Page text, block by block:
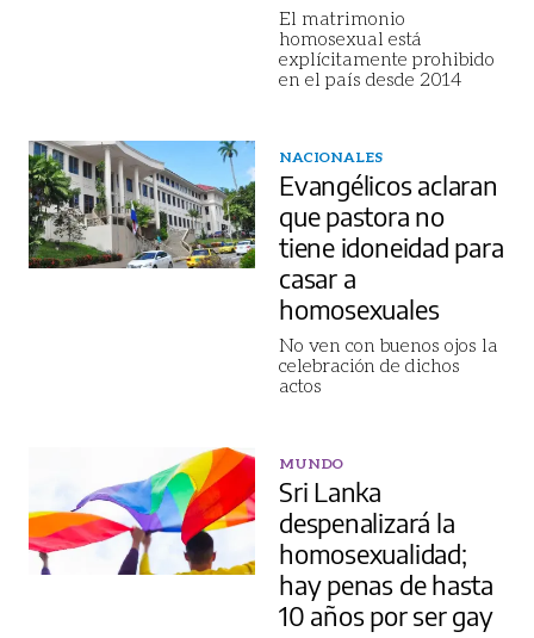
El matrimonio
homosexual está
explícitamente prohibido
en el país desde 2014
NACIONALES
Evangélicos aclaran
que pastora no
tiene idoneidad para
casar a
homosexuales
No ven con buenos ojos la
celebración de dichos
actos
MUNDO
Sri Lanka
despenalizará la
homosexualidad;
hay penas de hasta
10 años por ser gay